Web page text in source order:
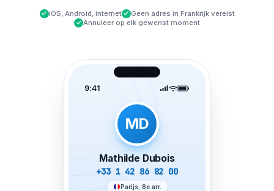
iOS, Android, internet
Geen adres in Frankrijk vereist
Annuleer op elk gewenst moment
9:41
MD
Mathilde Dubois
+33 1 42 86 82 00
Parijs, 8e arr.